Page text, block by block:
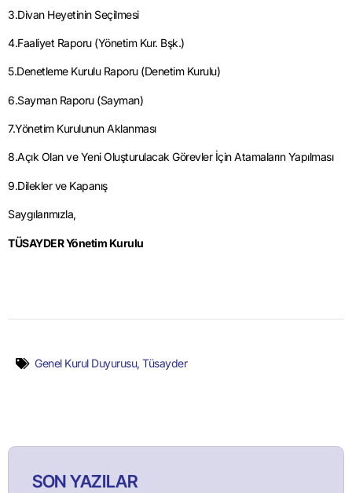
3.Divan Heyetinin Seçilmesi
4.Faaliyet Raporu (Yönetim Kur. Bşk.)
5.Denetleme Kurulu Raporu (Denetim Kurulu)
6.Sayman Raporu (Sayman)
7.Yönetim Kurulunun Aklanması
8.Açık Olan ve Yeni Oluşturulacak Görevler İçin Atamaların Yapılması
9.Dilekler ve Kapanış
Saygılarımızla,
TÜSAYDER Yönetim Kurulu
Genel Kurul Duyurusu, Tüsayder
SON YAZILAR